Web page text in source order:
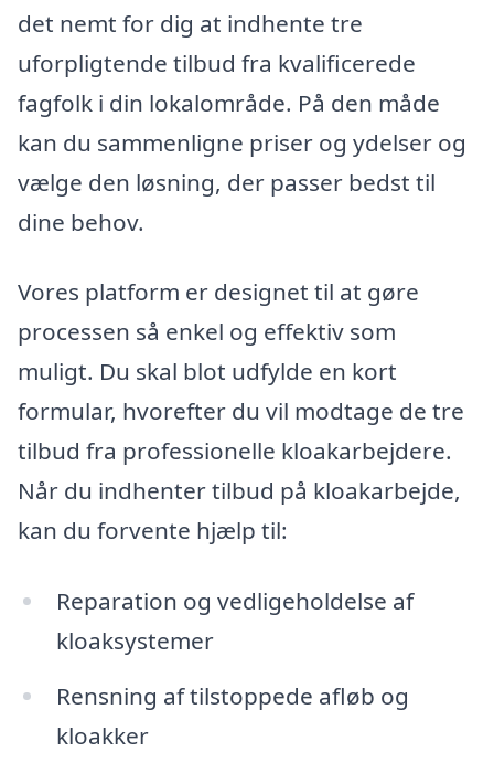
det nemt for dig at indhente tre
uforpligtende tilbud fra kvalificerede
fagfolk i din lokalområde. På den måde
kan du sammenligne priser og ydelser og
vælge den løsning, der passer bedst til
dine behov.
Vores platform er designet til at gøre
processen så enkel og effektiv som
muligt. Du skal blot udfylde en kort
formular, hvorefter du vil modtage de tre
tilbud fra professionelle kloakarbejdere.
Når du indhenter tilbud på kloakarbejde,
kan du forvente hjælp til:
Reparation og vedligeholdelse af
kloaksystemer
Rensning af tilstoppede afløb og
kloakker